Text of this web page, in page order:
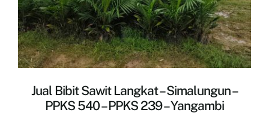
Jual Bibit Sawit Langkat – Simalungun –
PPKS 540 – PPKS 239 – Yangambi